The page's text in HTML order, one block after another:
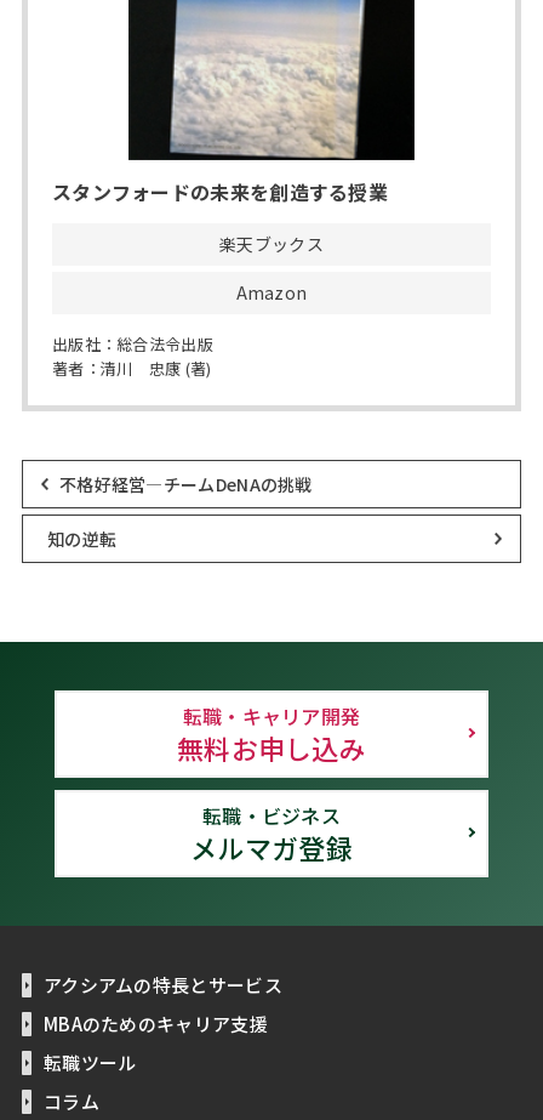
スタンフォードの未来を創造する授業
楽天ブックス
Amazon
出版社：総合法令出版
著者：清川 忠康 (著)
不格好経営―チームDeNAの挑戦
知の逆転
転職・キャリア開発
無料お申し込み
転職・ビジネス
メルマガ登録
アクシアムの特長とサービス
MBAのためのキャリア支援
転職ツール
コラム